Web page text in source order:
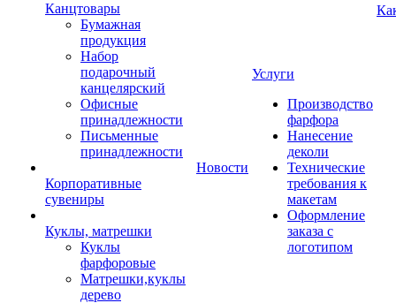
Канцтовары
Бумажная
продукция
Набор
подарочный
канцелярский
Офисные
принадлежности
Письменные
принадлежности
Корпоративные
сувениры
Куклы, матрешки
Куклы
фарфоровые
Матрешки,куклы
дерево
Новости
Услуги
Производство
фарфора
Нанесение
деколи
Технические
требования к
макетам
Оформление
заказа с
логотипом